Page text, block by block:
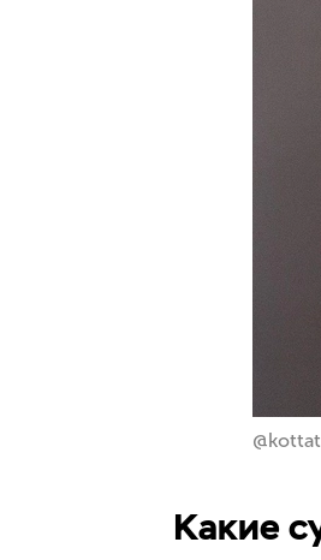
Какие